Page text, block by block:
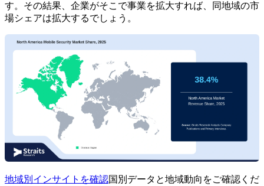
す。その結果、企業がそこで事業を拡大すれば、同地域の市
場シェアは拡大するでしょう。
地域別インサイトを確認国別データと地域動向をご確認くだ